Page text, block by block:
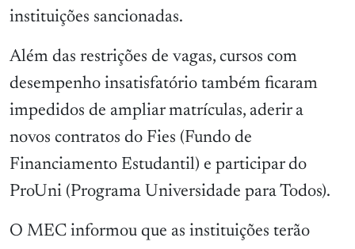
instituições sancionadas.
Além das restrições de vagas, cursos com
desempenho insatisfatório também ficaram
impedidos de ampliar matrículas, aderir a
novos contratos do Fies (Fundo de
Financiamento Estudantil) e participar do
ProUni (Programa Universidade para Todos).
O MEC informou que as instituições terão